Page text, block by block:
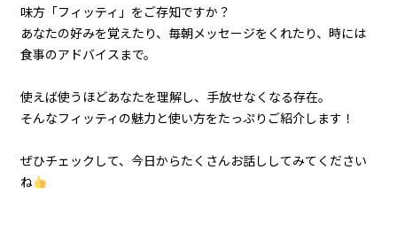
味方「フィッティ」をご存知ですか？
あなたの好みを覚えたり、毎朝メッセージをくれたり、時には
食事のアドバイスまで。
使えば使うほどあなたを理解し、手放せなくなる存在。
そんなフィッティの魅力と使い方をたっぷりご紹介します！
ぜひチェックして、今日からたくさんお話ししてみてください
ね